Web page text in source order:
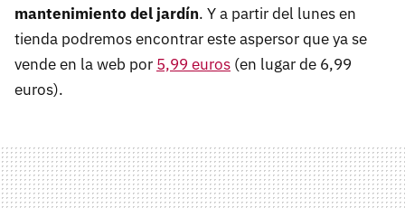
mantenimiento del jardín. Y a partir del lunes en
tienda podremos encontrar este aspersor que ya se
vende en la web por 5,99 euros (en lugar de 6,99
euros).